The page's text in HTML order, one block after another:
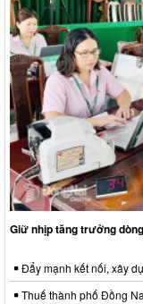
Giữ nhịp tăng trưởng
Đẩy mạnh kết nối, xây
Thuế thành phố Đồng